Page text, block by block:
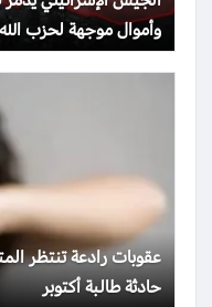
وأموال موجهة لحزب الله
عقوبات رادعة تنتظر
حادثة طالبة أكتوبر